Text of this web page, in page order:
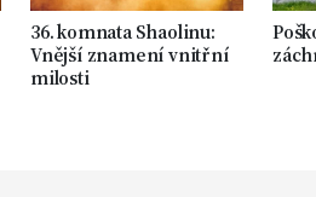
36. komnata Shaolinu:
Vnější znamení vnitřní
milosti